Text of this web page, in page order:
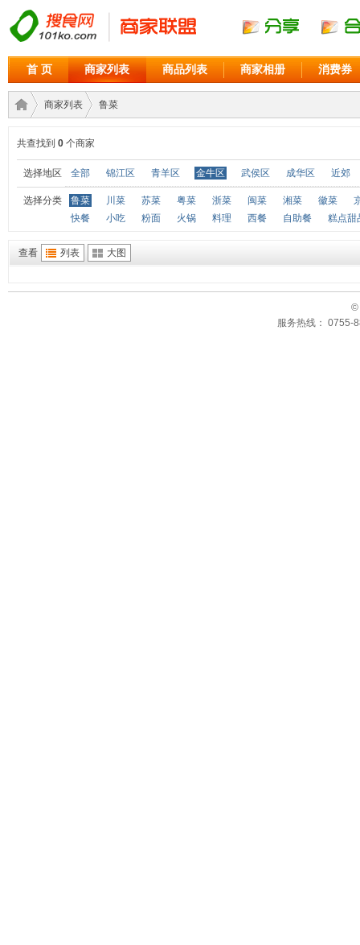
首 页 商家列表 商品列表 商家相册 消费券
商家›
商家列表
›
鲁菜
共查找到 0 个商家
选择地区 全部 锦江区 青羊区 金牛区 武侯区 成华区 近郊
选择分类 鲁菜 川菜 苏菜 粤菜 浙菜 闽菜 湘菜 徽菜
快餐
小吃 粉面 火锅 料理 西餐 自助餐 糕点甜
查看 列表 大图
©
服务热线： 0755-